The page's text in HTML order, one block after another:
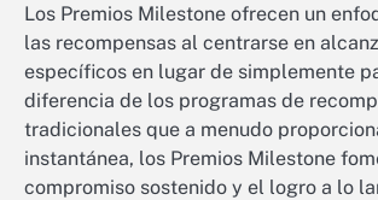
Los Premios Milestone ofrecen un
las recompensas al centrarse en
específicos en lugar de simplemente
diferencia de los programas de
tradicionales que a menudo
instantánea, los Premios Milestone
compromiso sostenido y el logro a lo